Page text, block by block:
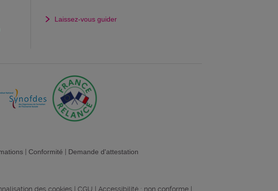
Laissez-vous guider
Conformité Demande d'attestation
des cookies CGU Accessibilité : non conforme